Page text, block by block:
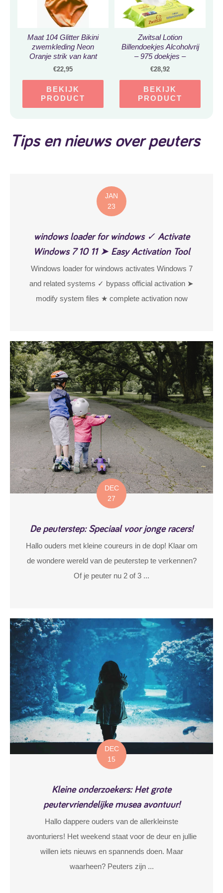
Maat 104 Glitter Bikini
zwemkleding Neon
Oranje strik van kant
badkleding voor baby en
€22,95
BEKIJK
PRODUCT
Zwitsal Lotion
Billendoekjes Alcoholvrij
– 975 doekjes –
Voordeelverpakking
€28,92
BEKIJK
PRODUCT
Tips en nieuws over peuters
JAN
23
windows loader for windows ✓ Activate
Windows 7 10 11 ➤ Easy Activation Tool
Windows loader for windows activates Windows 7
and related systems ✓ bypass official activation ➤
modify system files ★ complete activation now
DEC
27
De peuterstep: Speciaal voor jonge racers!
Hallo ouders met kleine coureurs in de dop! Klaar om
de wondere wereld van de peuterstep te verkennen?
Of je peuter nu 2 of 3 ...
DEC
15
Kleine onderzoekers: Het grote
peutervriendelijke musea avontuur!
Hallo dappere ouders van de allerkleinste
avonturiers! Het weekend staat voor de deur en jullie
willen iets nieuws en spannends doen. Maar
waarheen? Peuters zijn ...